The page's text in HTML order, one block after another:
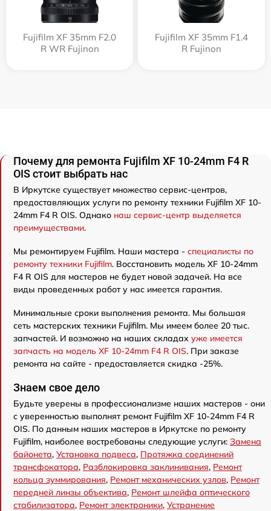
Fujifilm XF 35mm F2.0
R WR Fujinon
Fujifilm XF 35mm F1.4
R Fujinon
Почему для ремонта Fujifilm XF 10-24mm F4 R
OIS стоит выбрать нас
В Иркутске существует множество сервис-центров,
предоставляющих услуги по ремонту техники Fujifilm XF 10-
24mm F4 R OIS. Однако наш сервис-центр выделяется
преимуществами.
Мы ремонтируем Fujifilm. Наши мастера - специалисты по
ремонту техники Fujifilm. Восстановить модель XF 10-24mm
F4 R OIS для мастеров не будет новой задачей. На все
виды проведенных работ у нас имеется гарантия.
Минимальные сроки выполнения ремонта. Мы большая
сеть мастерских техники Fujifilm. Мы имеем более 20 тыс.
запчастей. И возможно на наших складах уже имеется
запчасть на модель XF 10-24mm F4 R OIS. При заказе
ремонта на сайте - предоставляется скидка -25%.
Знаем свое дело
Будьте уверены в профессионализме наших мастеров - они
с уверенностью выполнят ремонт Fujifilm XF 10-24mm F4 R
OIS. По данным наших мастеров в Иркутске по ремонту
Fujifilm, наиболее востребованы следующие услуги: Замена
байонета, Установка подвеса, Протяжка соединений
трансфокатора, Разблокировка заклинивания, Ремонт
кольца зуммирования, Ремонт механических узлов, Ремонт
передней линзы объектива, Ремонт шлейфа оптического
стабилизатора, Ремонт электроники, Устранение